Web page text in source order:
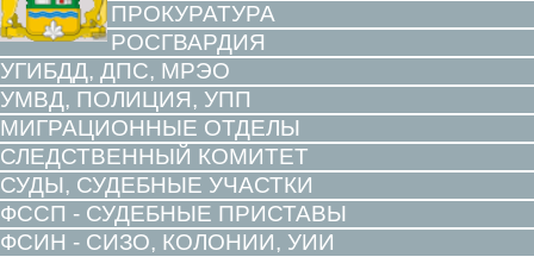
ПРОКУРАТУРА
РОСГВАРДИЯ
УГИБДД, ДПС, МРЭО
УМВД, ПОЛИЦИЯ, УПП
МИГРАЦИОННЫЕ ОТДЕЛЫ
СЛЕДСТВЕННЫЙ КОМИТЕТ
СУДЫ, СУДЕБНЫЕ УЧАСТКИ
ФССП - СУДЕБНЫЕ ПРИСТАВЫ
ФСИН - СИЗО, КОЛОНИИ, УИИ